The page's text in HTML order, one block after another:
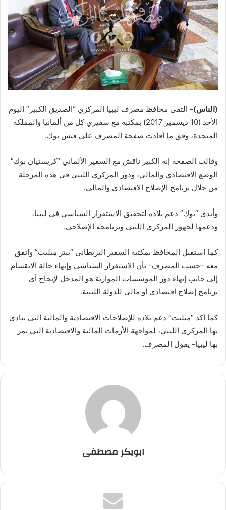
(الناس)- التقى محافظ مصرف ليبيا المركزي “الصديق الكبير” اليوم
الأحد (10 ديسمبر 2017) بمكتبه مع سفيري كل من ألمانيا والمملكة
المتحدة، وفق ما أفادت صفحة المصرف على فيس بوك.
وقالت الصفحة إنه الكبير ناقش مع السفير الألماني “كريستيان بوك”
الوضع الاقتصادي والمالي، ودور المركزي الليبي في هذه المرحلة
من خلال برنامج الإصلاح الاقتصادي والمالي.
وأبدى “بوك” دعم بلاده لتحقيق الاستقرار السياسي في ليبيا،
ودعمها لجهور المركزي الليبي وبرنامجه الإصلاحي.
كما استقبل المحافظ بمكتبه السفير البريطاني “بيتر ميليت” واتفق
معه –حسب المصرف- بأن الاستقرار السياسي وإنهاء حالة الانقسام
إلى جانب إنهاء دور المؤسسات الموازية هو المدخل لإنجاح أي
برنامج إصلاح اقتصادي أو مالي للدولة الليبية.
كما أكد “ميليت” دعم بلاده للإصلاحات الاقتصادية والمالية التي ينادي
بها المركزي الليبي، لمواجهة الأزمات المالية والاقتصادية التي تمر
بها ليبيا- يقول المصرف.
ابوبكر مصطفى